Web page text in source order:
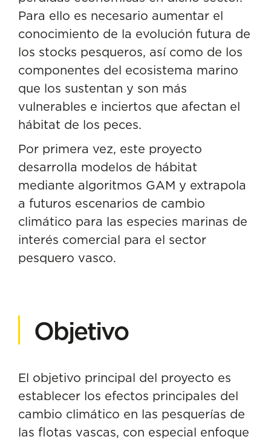
Para ello es necesario aumentar el
conocimiento de la evolución futura de
los stocks pesqueros, así como de los
componentes del ecosistema marino
que los sustentan y son más
vulnerables e inciertos que afectan el
hábitat de los peces.
Por primera vez, este proyecto
desarrolla modelos de hábitat
mediante algoritmos GAM y extrapola
a futuros escenarios de cambio
climático para las especies marinas de
interés comercial para el sector
pesquero vasco.
Objetivo
El objetivo principal del proyecto es
establecer los efectos principales del
cambio climático en las pesquerías de
las flotas vascas, con especial enfoque